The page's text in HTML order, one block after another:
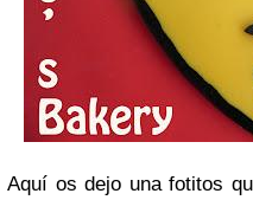
Aquí os dejo una fotitos